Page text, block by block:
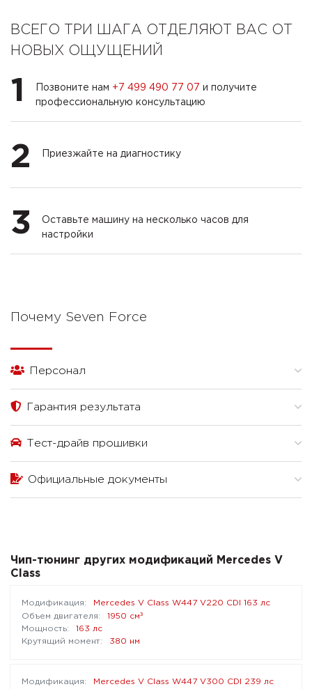
ВСЕГО ТРИ ШАГА ОТДЕЛЯЮТ ВАС ОТ
НОВЫХ ОЩУЩЕНИЙ
1 Позвоните нам +7 499 490 77 07 и получите
профессиональную консультацию
2 Приезжайте на диагностику
3
Оставьте машину на несколько часов для
настройки
Почему Seven Force
Персонал
Гарантия результата
Тест-драйв прошивки
Официальные документы
Чип-тюнинг других модификаций Mercedes V
Class
Mercedes V Class W447 V220 CDI 163 лс
1950 см³
163 лс
380 нм
Mercedes V Class W447 V300 CDI 239 лс